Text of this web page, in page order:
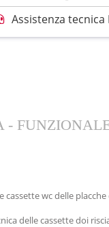
Assistenza tecnica
-
wc delle
delle cassette doi